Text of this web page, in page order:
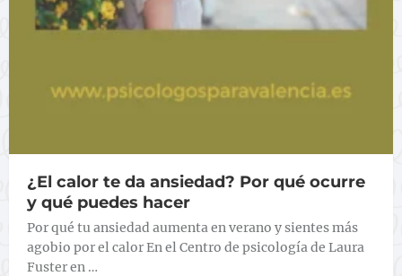
¿El calor te da ansiedad? Por qué ocurre
y qué puedes hacer
Por qué tu ansiedad aumenta en verano y sientes más
agobio por el calor En el Centro de psicología de Laura
Fuster en …